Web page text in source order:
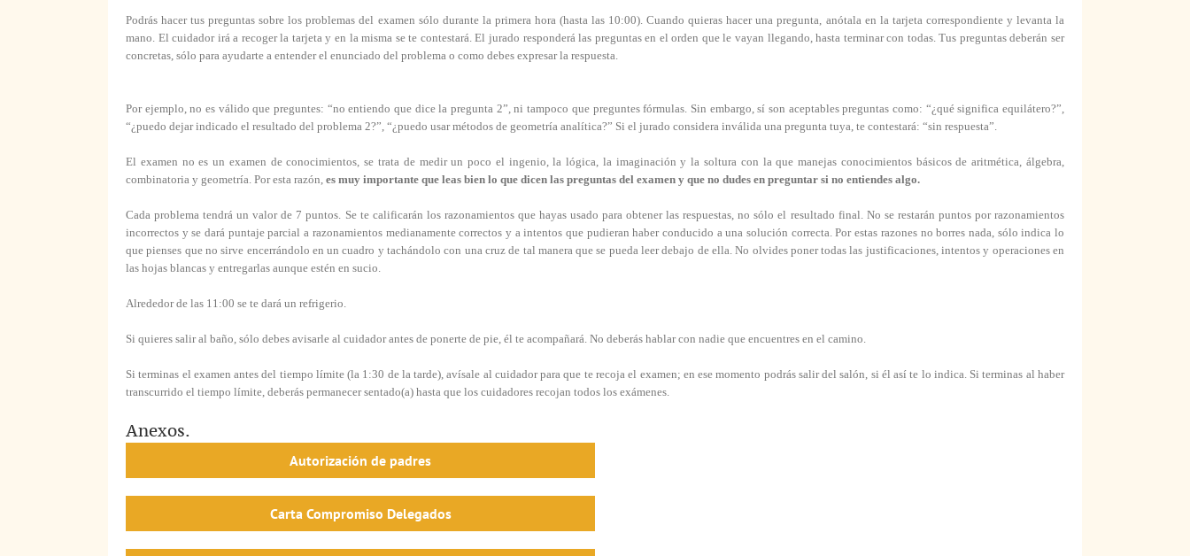
Podrás hacer tus preguntas sobre los problemas del examen sólo durante la primera hora (hasta las 10:00). Cuando quieras hacer una pregunta, anótala en la tarjeta correspondiente y levanta la
mano. El cuidador irá a recoger la tarjeta y en la misma se te contestará. El jurado responderá las preguntas en el orden que le vayan llegando, hasta terminar con todas. Tus preguntas deberán ser
concretas, sólo para ayudarte a entender el enunciado del problema o como debes expresar la respuesta.
Por ejemplo, no es válido que preguntes: “no entiendo que dice la pregunta 2”, ni tampoco que preguntes fórmulas. Sin embargo, sí son aceptables preguntas como: “¿qué significa equilátero?”,
“¿puedo dejar indicado el resultado del problema 2?”, “¿puedo usar métodos de geometría analítica?” Si el jurado considera inválida una pregunta tuya, te contestará: “sin respuesta”.
El examen no es un examen de conocimientos, se trata de medir un poco el ingenio, la lógica, la imaginación y la soltura con la que manejas conocimientos básicos de aritmética, álgebra,
combinatoria y geometría. Por esta razón, es muy importante que leas bien lo que dicen las preguntas del examen y que no dudes en preguntar si no entiendes algo.
Cada problema tendrá un valor de 7 puntos. Se te calificarán los razonamientos que hayas usado para obtener las respuestas, no sólo el resultado final. No se restarán puntos por razonamientos
incorrectos y se dará puntaje parcial a razonamientos medianamente correctos y a intentos que pudieran haber conducido a una solución correcta. Por estas razones no borres nada, sólo indica lo
que pienses que no sirve encerrándolo en un cuadro y tachándolo con una cruz de tal manera que se pueda leer debajo de ella. No olvides poner todas las justificaciones, intentos y operaciones en
las hojas blancas y entregarlas aunque estén en sucio.
Alrededor de las 11:00 se te dará un refrigerio.
Si quieres salir al baño, sólo debes avisarle al cuidador antes de ponerte de pie, él te acompañará. No deberás hablar con nadie que encuentres en el camino.
Si terminas el examen antes del tiempo límite (la 1:30 de la tarde), avísale al cuidador para que te recoja el examen; en ese momento podrás salir del salón, si él así te lo indica. Si terminas al haber
transcurrido el tiempo límite, deberás permanecer sentado(a) hasta que los cuidadores recojan todos los exámenes.
Anexos.
Autorización de padres
Carta Compromiso Delegados